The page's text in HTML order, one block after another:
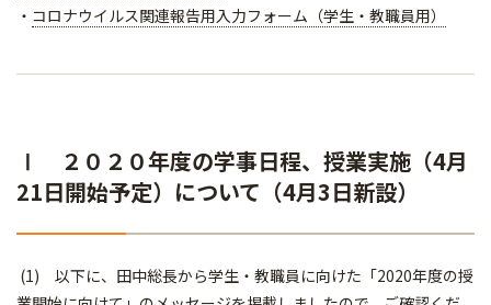
・ コロナウイルス関連報告用入力フォーム（学生・教職員用）
Ⅰ ２０２０年度の学事日程、授業実施（4月
21日開始予定）について（4月3日新設）
(1) 以下に、田中総長から学生・教職員に向けた「2020年度の授